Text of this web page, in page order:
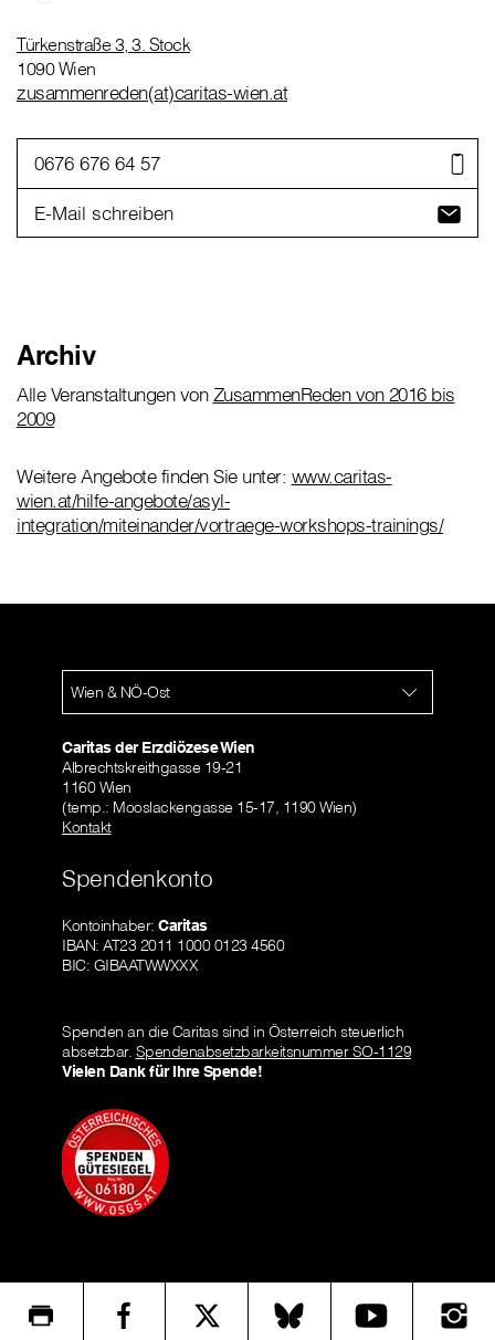
Türkenstraße 3, 3. Stock
1090 Wien
zusammenreden(at)caritas-wien.at
0676 676 64 57
E-Mail schreiben
Archiv
Alle Veranstaltungen vonZusammenReden von 2016 bis
2009
Weitere Angebote finden Sie unter: www.caritas-
wien.at/hilfe-angebote/asyl-
integration/miteinander/vortraege-workshops-trainings/
Wien & NÖ-Ost
Caritas der Erzdiözese Wien
Albrechtskreithgasse 19-21
1160 Wien
(temp.: Mooslackengasse 15-17, 1190 Wien)
Kontakt
Spendenkonto
Kontoinhaber: Caritas
IBAN: AT23 2011 1000 0123 4560
BIC: GIBAATWWXXX
Spenden an die Caritas sind in Österreich steuerlich
absetzbar. Spendenabsetzbarkeitsnummer SO-1129
Vielen Dank für Ihre Spende!